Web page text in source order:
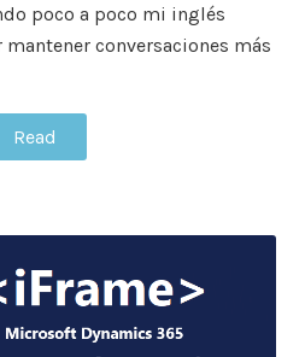
poco a poco mi inglés
conversaciones más
Read